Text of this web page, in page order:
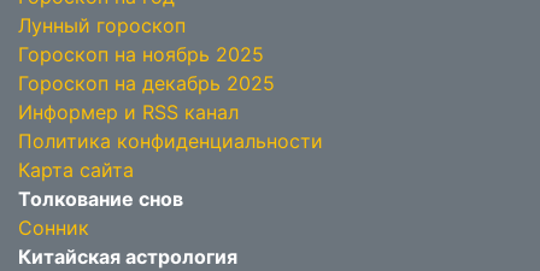
Лунный гороскоп
Гороскоп на ноябрь 2025
Гороскоп на декабрь 2025
Информер и RSS канал
Политика конфиденциальности
Карта сайта
Толкование снов
Сонник
Китайская астрология